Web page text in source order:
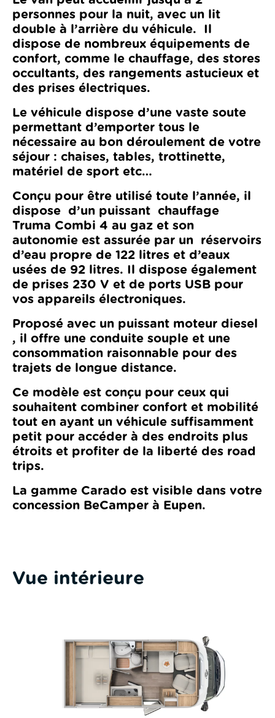
personnes pour la nuit, avec un lit
double à l’arrière du véhicule. Il
dispose de nombreux équipements de
confort, comme le chauffage, des stores
occultants, des rangements astucieux et
des prises électriques.
Le véhicule dispose d’une vaste soute
permettant d’emporter tous le
nécessaire au bon déroulement de votre
séjour : chaises, tables, trottinette,
matériel de sport etc…
Conçu pour être utilisé toute l’année, il
dispose d’un puissant chauffage
Truma Combi 4 au gaz et son
autonomie est assurée par un réservoirs
d’eau propre de 122 litres et d’eaux
usées de 92 litres. Il dispose également
de prises 230 V et de ports USB pour
vos appareils électroniques.
Proposé avec un puissant moteur diesel
, il offre une conduite souple et une
consommation raisonnable pour des
trajets de longue distance.
Ce modèle est conçu pour ceux qui
souhaitent combiner confort et mobilité
tout en ayant un véhicule suffisamment
petit pour accéder à des endroits plus
étroits et profiter de la liberté des road
trips.
La gamme Carado est visible dans votre
concession BeCamper à Eupen.
Vue intérieure